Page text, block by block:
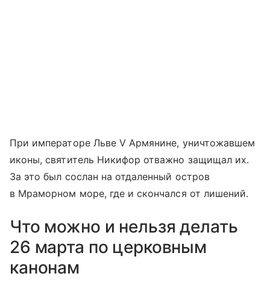
При императоре Льве V Армянине, уничтожавшем
иконы, святитель Никифор отважно защищал их.
За это был сослан на отдаленный остров
в Мраморном море, где и скончался от лишений.
Что можно и нельзя делать
26 марта по церковным
канонам